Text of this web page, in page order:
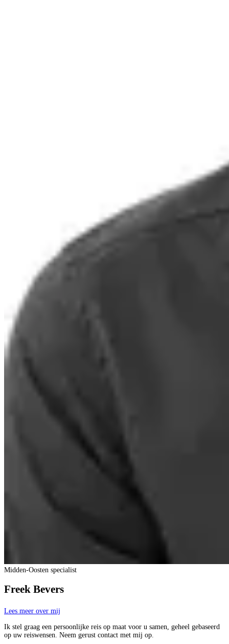
Midden-Oosten specialist
Freek Bevers
Lees meer over mij
Ik stel graag een persoonlijke reis op maat voor u samen, geheel gebaseerd
op uw reiswensen. Neem gerust contact met mij op.